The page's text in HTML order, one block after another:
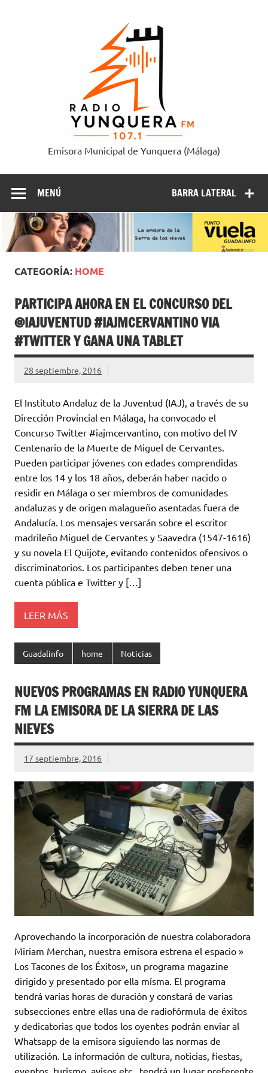
Emisora Municipal de Yunquera (Málaga)
BARRA LATERAL
MENÚ
CATEGORÍA: HOME
PARTICIPA AHORA EN EL CONCURSO DEL
@IAJUVENTUD #IAJMCERVANTINO VIA
#TWITTER Y GANA UNA TABLET
28 septiembre, 2016
El Instituto Andaluz de la Juventud (IAJ), a través de su
Dirección Provincial en Málaga, ha convocado el
Concurso Twitter #iajmcervantino, con motivo del IV
Centenario de la Muerte de Miguel de Cervantes.
Pueden participar jóvenes con edades comprendidas
entre los 14 y los 18 años, deberán haber nacido o
residir en Málaga o ser miembros de comunidades
andaluzas y de origen malagueño asentadas fuera de
Andalucía. Los mensajes versarán sobre el escritor
madrileño Miguel de Cervantes y Saavedra (1547-1616)
y su novela El Quijote, evitando contenidos ofensivos o
discriminatorios. Los participantes deben tener una
cuenta pública e Twitter y […]
LEER MÁS
Guadalinfo home Noticias
NUEVOS PROGRAMAS EN RADIO YUNQUERA
FM LA EMISORA DE LA SIERRA DE LAS
NIEVES
17 septiembre, 2016
Aprovechando la incorporación de nuestra colaboradora
Miriam Merchan, nuestra emisora estrena el espacio »
Los Tacones de los Éxitos», un programa magazine
dirigido y presentado por ella mísma. El programa
tendrá varias horas de duración y constará de varias
subsecciones entre ellas una de radiofórmula de éxitos
y dedicatorias que todos los oyentes podrán enviar al
Whatsapp de la emisora siguiendo las normas de
utilización. La información de cultura, noticias, fiestas,
eventos, turismo, avisos etc tendrá un lugar preferente